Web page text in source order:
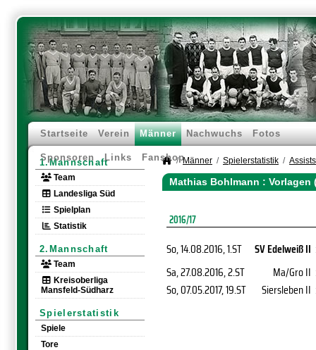
Startseite Verein Männer Nachwuchs Fotos
Sponsoren Links Fanshop
1.Mannschaft
Team
Landesliga Süd
Spielplan
Statistik
2.Mannschaft
Team
Kreisoberliga
Mansfeld-Südharz
Spielerstatistik
Spiele
Tore
Männer Spielerstatistik Assists
Mathias Bohlmann : Vorlagen
2016/17
So, 14.08.2016, 1.ST SV Edelweiß II
Sa, 27.08.2016, 2.ST Ma/Gro II
So, 07.05.2017, 19.ST Siersleben II